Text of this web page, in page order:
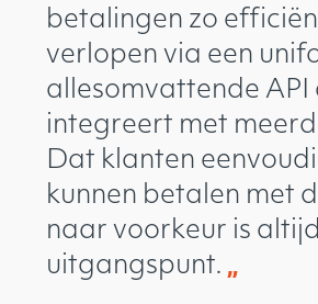
betalingen zo
verlopen via een
allesomvattende API
integreert met
Dat klanten
kunnen betalen met
naar voorkeur is
uitgangspunt.